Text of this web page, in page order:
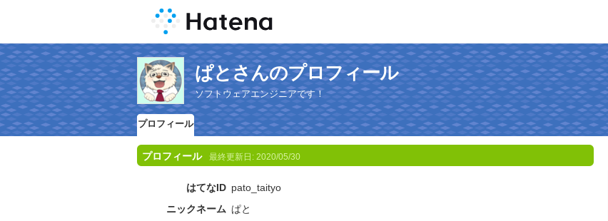
ぱとさんのプロフィール
ソフトウェアエンジニアです！
プロフィール
プロフィール 最終更新日: 2020/05/30
はてなID pato_taityo
ニックネーム ぱと